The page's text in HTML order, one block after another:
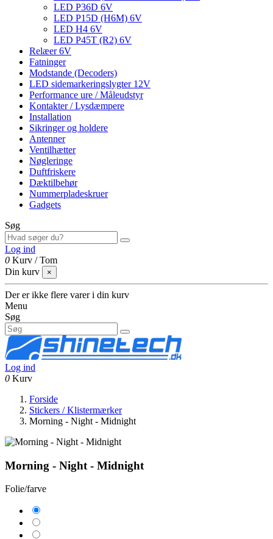
LED P36D 6V
LED P15D (H6M) 6V
LED H4 6V
LED P45T (R2) 6V
Relæer 6V
Fatninger
Modstande (Decoders)
LED sidemarkeringslygter 12V
Performance ure / Måleudstyr
Kontakter / Lysdæmpere
Installation
Sikringer og holdere
Antenner
Ventilhætter
Nøgleringe
Duftfriskere
Dæktilbehør
Nummerpladeskruer
Gadgets
Søg
Log ind
0 Kurv /Tom
Din kurv
×
Der er ikke flere varer i din kurv
Menu
Søg
Log ind
0 Kurv
Forside
Stickers / Klistermærker
Morning - Night - Midnight
Morning - Night - Midnight
Folie/farve